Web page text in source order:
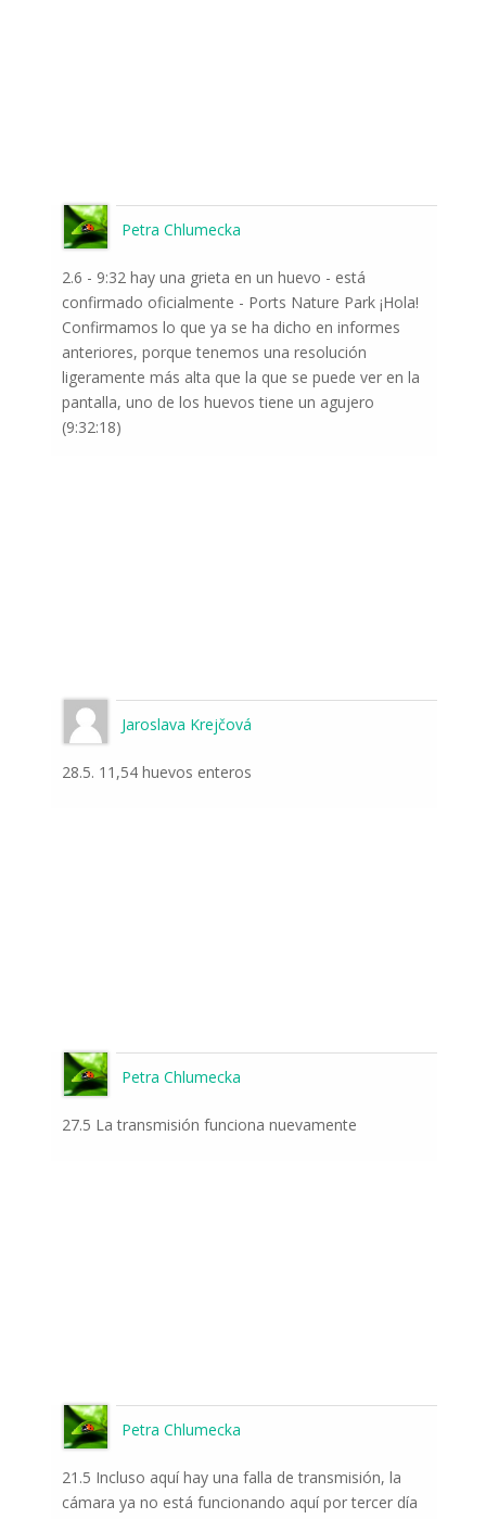
Petra Chlumecka
2.6 - 9:32 hay una grieta en un huevo - está
confirmado oficialmente - Ports Nature Park ¡Hola!
Confirmamos lo que ya se ha dicho en informes
anteriores, porque tenemos una resolución
ligeramente más alta que la que se puede ver en la
pantalla, uno de los huevos tiene un agujero
(9:32:18)
Jaroslava Krejčová
28.5. 11,54 huevos enteros
Petra Chlumecka
27.5 La transmisión funciona nuevamente
Petra Chlumecka
21.5 Incluso aquí hay una falla de transmisión, la
cámara ya no está funcionando aquí por tercer día